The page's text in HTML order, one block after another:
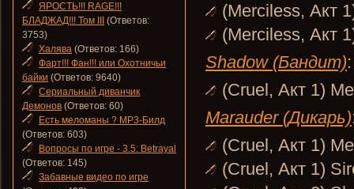
(Merciless, Акт
(Merciless, Акт
Shadow (Бандит):
(Cruel, Акт 1)
Marauder (Дикарь)
(Cruel, Акт 1)
(Cruel, Акт 1)
ЯРОСТЬ!!! RAGE!!!
БЛАДЖАД!!! Том III
(Ответов:
3753)
Халява (Ответов: 166)
Фарт!!! Фан!!! или Охотничьи
байки (Ответов: 9640)
Сериальный диванчик
Демонов (Ответов: 60)
Есть меломаны ? MP3-Билд
(Ответов: 603)
Вопросы по игре - 3.5: Betrayal
(Ответов: 145)
Забавные видео по игре